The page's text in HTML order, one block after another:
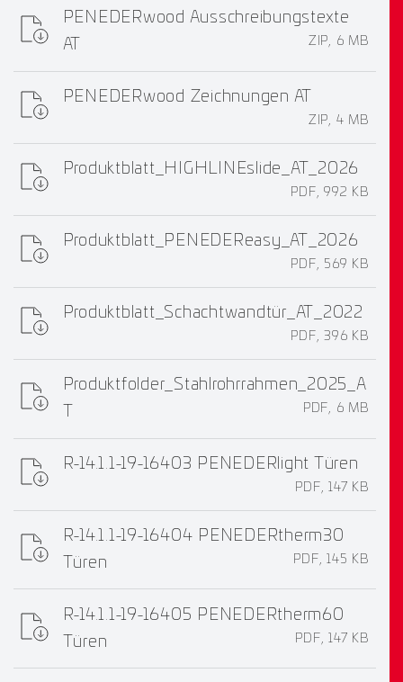
PENEDERwood Ausschreibungstexte
AT
ZIP, 6 MB
PENEDERwood Zeichnungen AT
ZIP, 4 MB
Produktblatt_HIGHLINEslide_AT_2026
PDF, 992 KB
Produktblatt_PENEDEReasy_AT_2026
PDF, 569 KB
Produktblatt_Schachtwandtür_AT_2022
PDF, 396 KB
Produktfolder_Stahlrohrrahmen_2025_A
PDF, 6 MB
R-14.1.1-19-16403 PENEDERlight Türen
PDF, 147 KB
R-14.1.1-19-16404 PENEDERtherm30
Türen
PDF, 145 KB
R-14.1.1-19-16405 PENEDERtherm60
Türen
PDF, 147 KB